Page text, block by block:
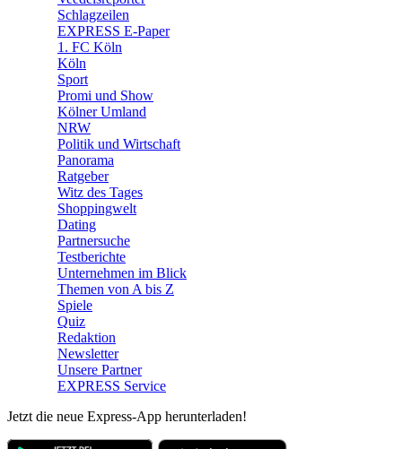
Schlagzeilen
EXPRESS E-Paper
1. FC Köln
Köln
Sport
Promi und Show
Kölner Umland
NRW
Politik und Wirtschaft
Panorama
Ratgeber
Witz des Tages
Shoppingwelt
Dating
Partnersuche
Testberichte
Unternehmen im Blick
Themen von A bis Z
Spiele
Quiz
Redaktion
Newsletter
Unsere Partner
EXPRESS Service
Jetzt die neue Express-App herunterladen!